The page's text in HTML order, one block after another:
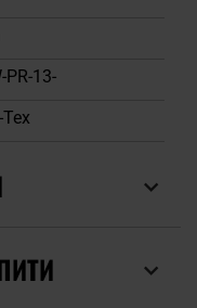
PR-13-